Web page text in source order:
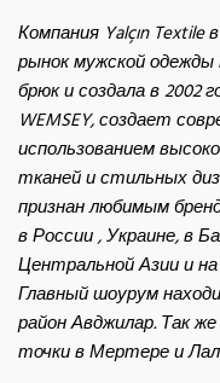
Компания Yalçın Textile
рынок мужской одежды
брюк и создала в 2002
WEMSEY, создает
использованием
тканей и стильных
признан любимым
в России , Украине, в
Центральной Азии и
Главный шоурум
район Авджилар. Так
точки в Мертере и